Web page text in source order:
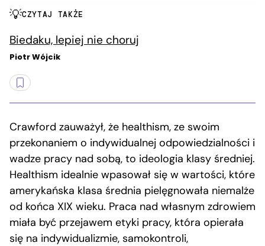
CZYTAJ TAKŻE
Biedaku, lepiej nie choruj
Piotr Wójcik
Crawford zauważył, że healthism, ze swoim
przekonaniem o indywidualnej odpowiedzialności i
wadze pracy nad sobą, to ideologia klasy średniej.
Healthism idealnie wpasował się w wartości, które
amerykańska klasa średnia pielęgnowała niemalże
od końca XIX wieku. Praca nad własnym zdrowiem
miała być przejawem etyki pracy, która opierała
się na indywidualizmie, samokontroli,